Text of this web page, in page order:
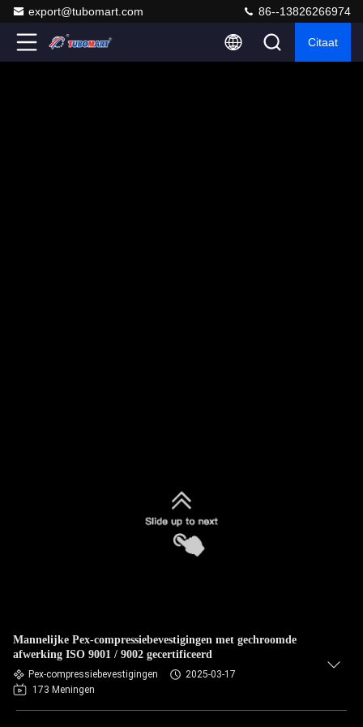
export@tubomart.com 86--13826266974
Citaat
Mannelijke Pex-compressiebevestigingen met gechroomde
afwerking ISO 9001 / 9002 gecertificeerd
Pex-compressiebevestigingen
2025-03-17
173 Meningen